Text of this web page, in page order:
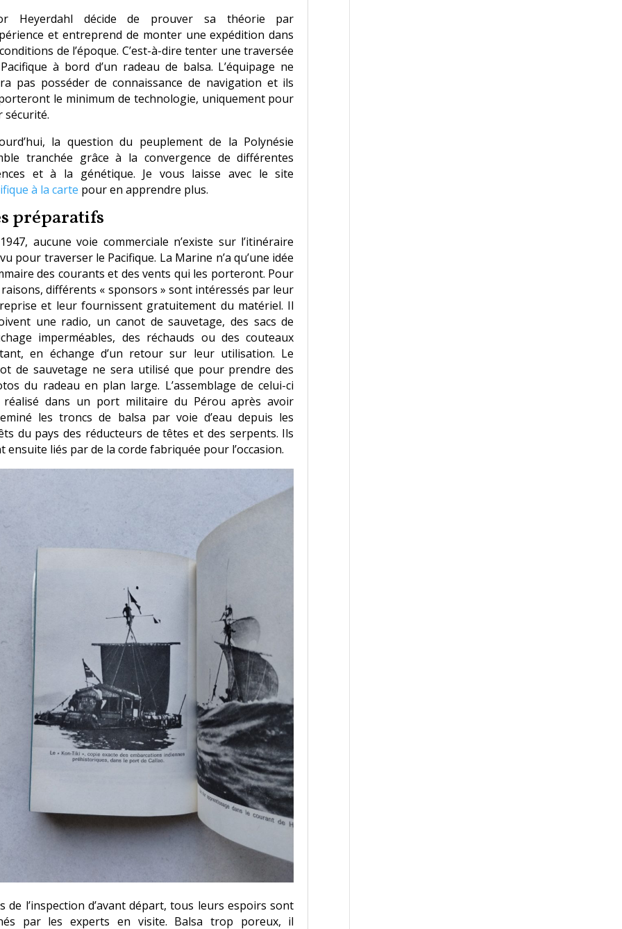
Heyerdahl décide de prouver sa théorie par
et entreprend de monter une expédition dans
de l’époque. C’est-à-dire tenter une traversée
à bord d’un radeau de balsa. L’équipage ne
pas posséder de connaissance de navigation et ils
le minimum de technologie, uniquement pour
sécurité.
la question du peuplement de la Polynésie
tranchée grâce à la convergence de différentes
et à la génétique. Je vous laisse avec le site
à la carte pour en apprendre plus.
préparatifs
aucune voie commerciale n’existe sur l’itinéraire
pour traverser le Pacifique. La Marine n’a qu’une idée
des courants et des vents qui les porteront. Pour
raisons, différents « sponsors » sont intéressés par leur
et leur fournissent gratuitement du matériel. Il
une radio, un canot de sauvetage, des sacs de
imperméables, des réchauds ou des couteaux
en échange d’un retour sur leur utilisation. Le
de sauvetage ne sera utilisé que pour prendre des
du radeau en plan large. L’assemblage de celui-ci
réalisé dans un port militaire du Pérou après avoir
les troncs de balsa par voie d’eau depuis les
du pays des réducteurs de têtes et des serpents. Ils
ensuite liés par de la corde fabriquée pour l’occasion.
de l’inspection d’avant départ, tous leurs espoirs sont
par les experts en visite. Balsa trop poreux, il